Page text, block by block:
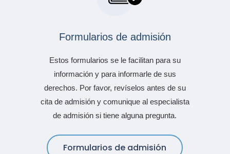
Formularios de admisión
Estos formularios se le facilitan para su
información y para informarle de sus
derechos. Por favor, revíselos antes de su
cita de admisión y comunique al especialista
de admisión si tiene alguna pregunta.
Formularios de admisión